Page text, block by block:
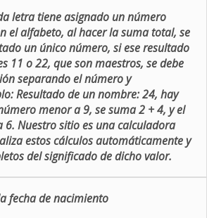
letra tiene asignado un número
el alfabeto, al hacer la suma total, se
un único número, si ese resultado
11 o 22, que son maestros, se debe
separando el número y
Resultado de un nombre: 24, hay
menor a 9, se suma 2 + 4, y el
Nuestro sitio es una calculadora
estos cálculos automáticamente y
del significado de dicho valor.
fecha de nacimiento